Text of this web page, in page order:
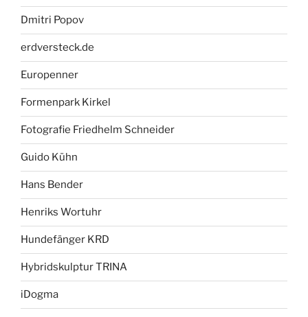
Dmitri Popov
erdversteck.de
Europenner
Formenpark Kirkel
Fotografie Friedhelm Schneider
Guido Kühn
Hans Bender
Henriks Wortuhr
Hundefänger KRD
Hybridskulptur TRINA
iDogma